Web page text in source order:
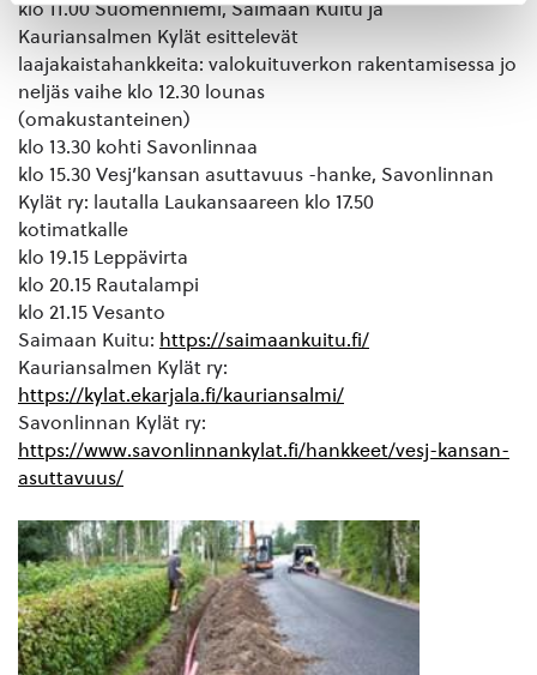
klo 11.00 Suomenniemi, Saimaan Kuitu ja
Kauriansalmen Kylät esittelevät
laajakaistahankkeita: valokuituverkon rakentamisessa jo
neljäs vaihe klo 12.30 lounas
(omakustanteinen)
klo 13.30 kohti Savonlinnaa
klo 15.30 Vesj’kansan asuttavuus -hanke, Savonlinnan
Kylät ry: lautalla Laukansaareen klo 17.50
kotimatkalle
klo 19.15 Leppävirta
klo 20.15 Rautalampi
klo 21.15 Vesanto
Saimaan Kuitu: https://saimaankuitu.fi/
Kauriansalmen Kylät ry:
https://kylat.ekarjala.fi/kauriansalmi/
Savonlinnan Kylät ry:
https://www.savonlinnankylat.fi/hankkeet/vesj-kansan-
asuttavuus/